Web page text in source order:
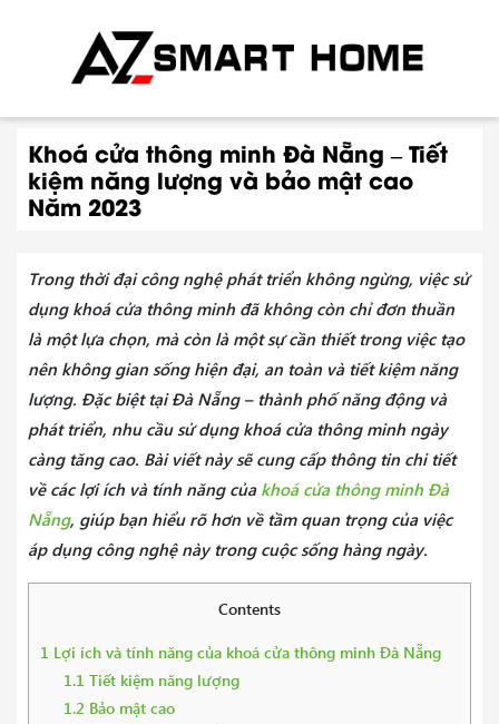
Khoá cửa thông minh Đà Nẵng – Tiết
kiệm năng lượng và bảo mật cao
Năm 2023
Trong thời đại công nghệ phát triển không ngừng, việc sử
dụng khoá cửa thông minh đã không còn chỉ đơn thuần
là một lựa chọn, mà còn là một sự cần thiết trong việc tạo
nên không gian sống hiện đại, an toàn và tiết kiệm năng
lượng. Đặc biệt tại Đà Nẵng – thành phố năng động và
phát triển, nhu cầu sử dụng khoá cửa thông minh ngày
càng tăng cao. Bài viết này sẽ cung cấp thông tin chi tiết
về các lợi ích và tính năng của khoá cửa thông minh Đà
Nẵng, giúp bạn hiểu rõ hơn về tầm quan trọng của việc
áp dụng công nghệ này trong cuộc sống hàng ngày.
Contents
1 Lợi ích và tính năng của khoá cửa thông minh Đà Nẵng
1.1 Tiết kiệm năng lượng
1.2 Bảo mật cao